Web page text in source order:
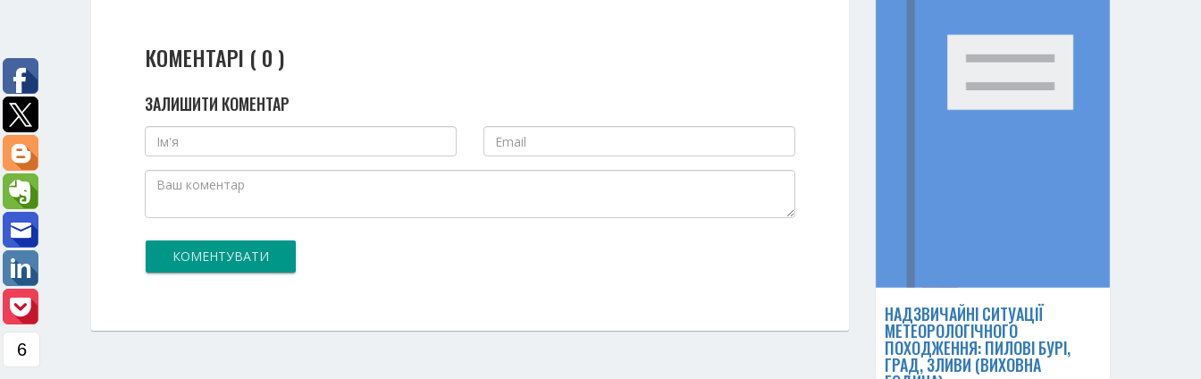
6
КОМЕНТАРІ ( 0 )
ЗАЛИШИТИ КОМЕНТАР
КОМЕНТУВАТИ
НАДЗВИЧАЙНІ СИТУАЦІЇ
МЕТЕОРОЛОГІЧНОГО
ПОХОДЖЕННЯ: ПИЛОВІ БУРІ,
ГРАД, ЗЛИВИ (ВИХОВНА